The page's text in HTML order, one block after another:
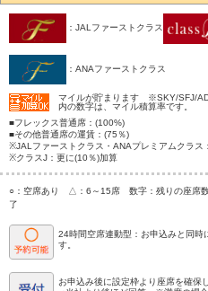
：JALファーストクラス
：ANAファーストクラス
マイルが貯まります ※SKY/SFJ/
内の数字は、マイル積算率です。
■フレックス普通席：(100%)
■その他普通席の運賃：(75％)
※JALファーストクラス・ANAプレミアムクラス
※クラスJ：更に(10％)加算
○：空席あり △：6～15席 数字：残りの座席
了
24時間空席連動型：お申込みと同時
す。
お申込み後に設定枠より座席を確保